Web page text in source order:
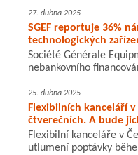
27. dubna 2025
SGEF reportuje 36%
technologických
Société Générale
nebankovního
25. dubna 2025
Flexibilních kanceláří v
čtverečních. A bude
Flexibilní kanceláře v
utlumení poptávky